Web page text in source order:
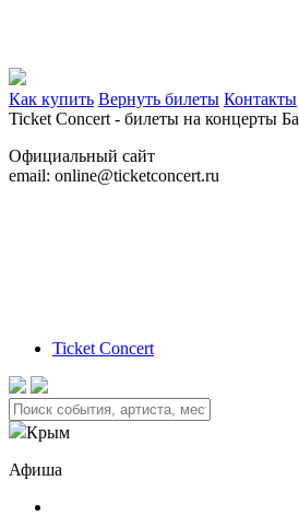
Как купить Вернуть билеты Контакты
Ticket Concert - билеты на концерты
Официальный сайт
email: online@ticketconcert.ru
Ticket Concert
Крым
Афиша